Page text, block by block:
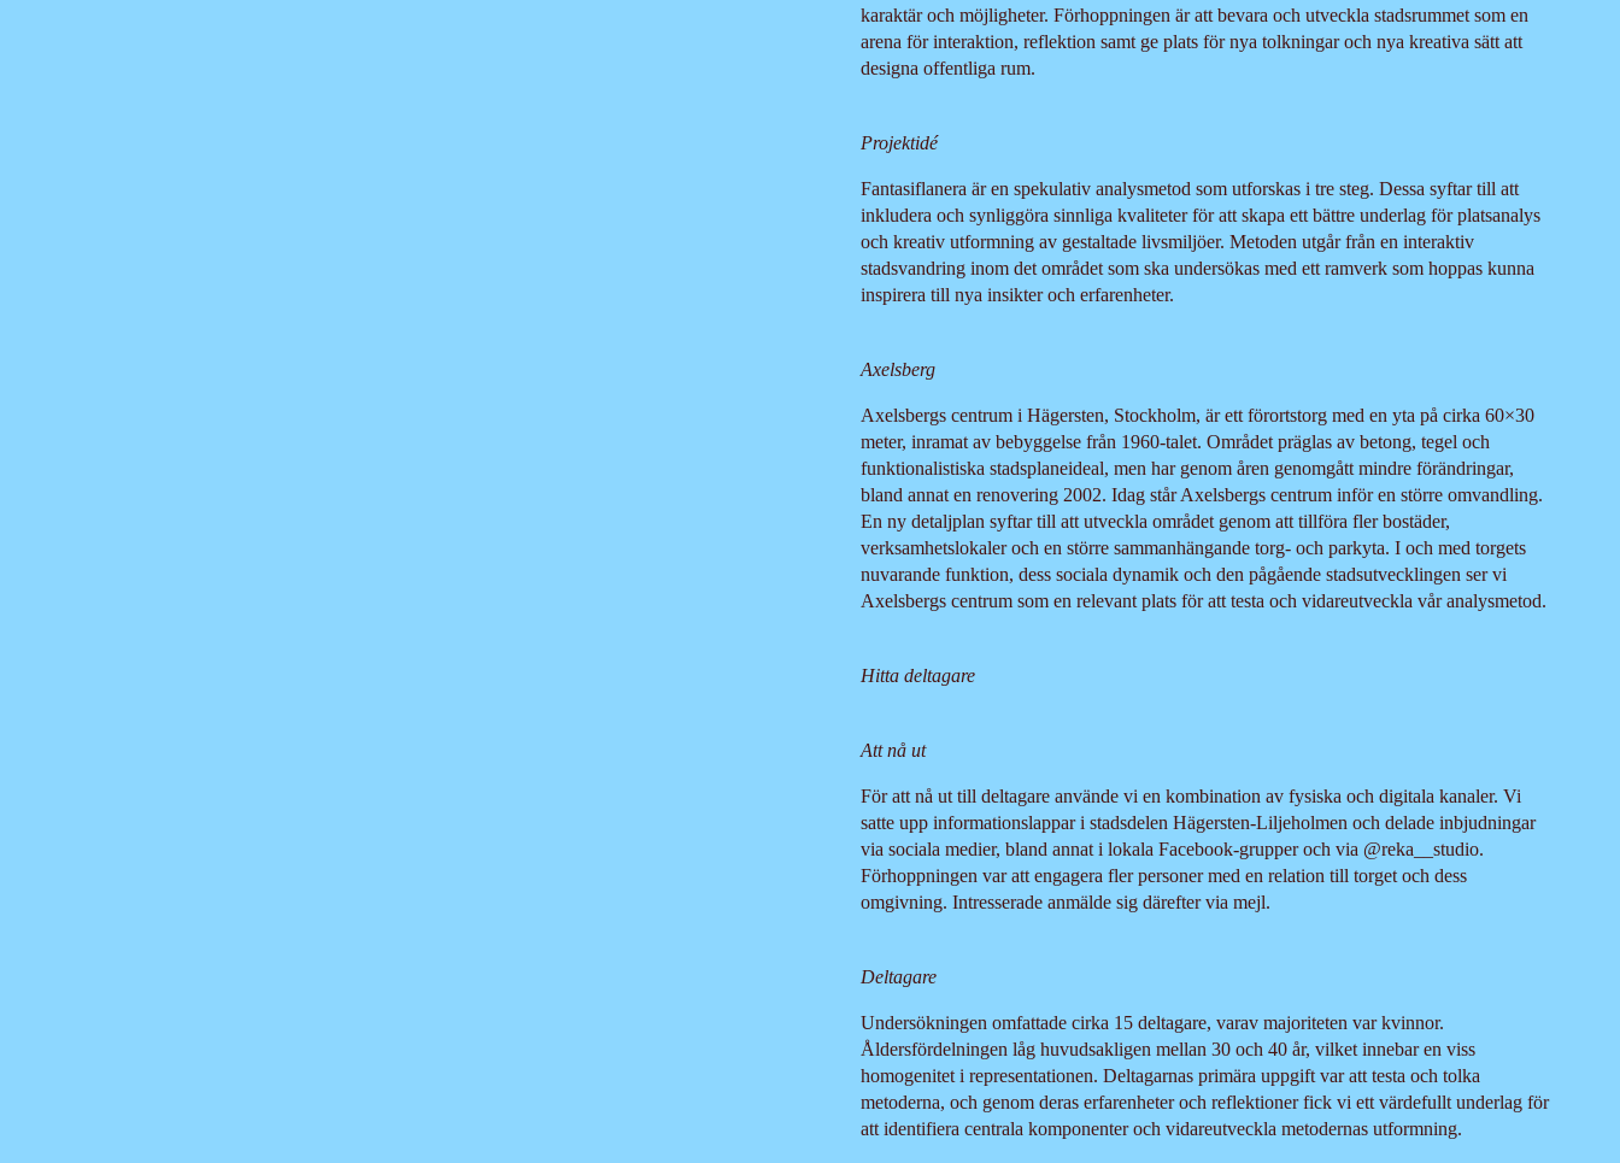
karaktär och möjligheter. Förhoppningen är att bevara och utveckla stadsrummet som en
arena för interaktion, reflektion samt ge plats för nya tolkningar och nya kreativa sätt att
designa offentliga rum.
Projektidé
Fantasiflanera är en spekulativ analysmetod som utforskas i tre steg. Dessa syftar till att
inkludera och synliggöra sinnliga kvaliteter för att skapa ett bättre underlag för platsanalys
och kreativ utformning av gestaltade livsmiljöer. Metoden utgår från en interaktiv
stadsvandring inom det området som ska undersökas med ett ramverk som hoppas kunna
inspirera till nya insikter och erfarenheter.
Axelsberg
Axelsbergs centrum i Hägersten, Stockholm, är ett förortstorg med en yta på cirka 60×30
meter, inramat av bebyggelse från 1960-talet. Området präglas av betong, tegel och
funktionalistiska stadsplaneideal, men har genom åren genomgått mindre förändringar,
bland annat en renovering 2002. Idag står Axelsbergs centrum inför en större omvandling.
En ny detaljplan syftar till att utveckla området genom att tillföra fler bostäder,
verksamhetslokaler och en större sammanhängande torg- och parkyta. I och med torgets
nuvarande funktion, dess sociala dynamik och den pågående stadsutvecklingen ser vi
Axelsbergs centrum som en relevant plats för att testa och vidareutveckla vår analysmetod.
Hitta deltagare
Att nå ut
För att nå ut till deltagare använde vi en kombination av fysiska och digitala kanaler. Vi
satte upp informationslappar i stadsdelen Hägersten-Liljeholmen och delade inbjudningar
via sociala medier, bland annat i lokala Facebook-grupper och via @reka__studio.
Förhoppningen var att engagera fler personer med en relation till torget och dess
omgivning. Intresserade anmälde sig därefter via mejl.
Deltagare
Undersökningen omfattade cirka 15 deltagare, varav majoriteten var kvinnor.
Åldersfördelningen låg huvudsakligen mellan 30 och 40 år, vilket innebar en viss
homogenitet i representationen. Deltagarnas primära uppgift var att testa och tolka
metoderna, och genom deras erfarenheter och reflektioner fick vi ett värdefullt underlag för
att identifiera centrala komponenter och vidareutveckla metodernas utformning.